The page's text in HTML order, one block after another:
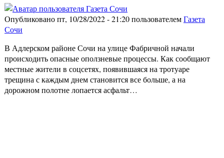
Опубликовано пт, 10/28/2022 - 21:20 пользователемГазета
Сочи
В Адлерском районе Сочи на улице Фабричной начали
происходить опасные оползневые процессы. Как сообщают
местные жители в соцсетях, появившаяся на тротуаре
трещина с каждым днем становится все больше, а на
дорожном полотне лопается асфальт…